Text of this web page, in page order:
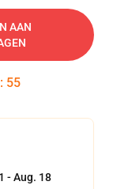
AAN
: 54
- Aug. 18